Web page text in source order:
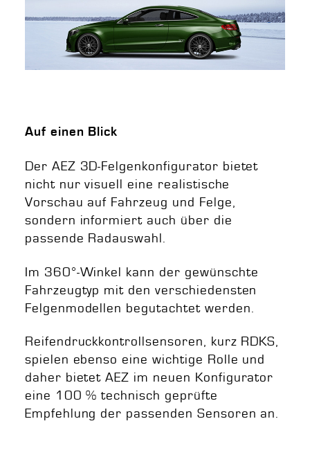
Auf einen Blick
Der AEZ 3D-Felgenkonfigurator bietet
nicht nur visuell eine realistische
Vorschau auf Fahrzeug und Felge,
sondern informiert auch über die
passende Radauswahl.
Im 360°-Winkel kann der gewünschte
Fahrzeugtyp mit den verschiedensten
Felgenmodellen begutachtet werden.
Reifendruckkontrollsensoren, kurz RDKS,
spielen ebenso eine wichtige Rolle und
daher bietet AEZ im neuen Konfigurator
eine 100 % technisch geprüfte
Empfehlung der passenden Sensoren an.